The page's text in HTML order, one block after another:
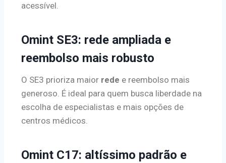
acessível.
Omint SE3: rede ampliada e
reembolso mais robusto
O SE3 prioriza maior rede e reembolso mais
generoso. É ideal para quem busca liberdade na
escolha de especialistas e mais opções de
centros médicos.
Omint C17: altíssimo padrão e